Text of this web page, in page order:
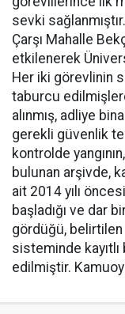
sevki
Çarşı Mahalle
etkilenerek
Her iki görevlinin
taburcu
alınmış, adliye
gerekli güvenlik
kontrolde
bulunan arşivde,
ait 2014 yılı
başladığı ve dar
gördüğü, belirtilen
sisteminde
edilmiştir.